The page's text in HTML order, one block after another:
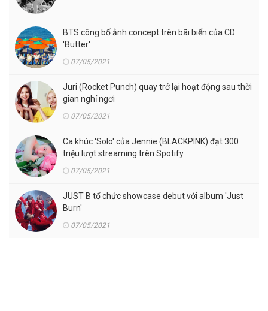
BTS công bố ảnh concept trên bãi biển của CD
'Butter'
07/05/2021
Juri (Rocket Punch) quay trở lại hoạt động sau thời
gian nghỉ ngơi
07/05/2021
Ca khúc 'Solo' của Jennie (BLACKPINK) đạt 300
triệu lượt streaming trên Spotify
07/05/2021
JUST B tổ chức showcase debut với album 'Just
Burn'
07/05/2021